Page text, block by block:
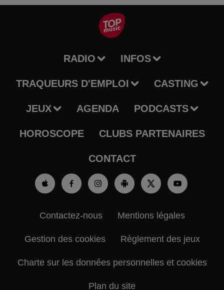
RADIO INFOS
TRAQUEURS D'EMPLOI CASTING
JEUX AGENDA PODCASTS
HOROSCOPE CLUBS PARTENAIRES
CONTACT
Contactez-nous Mentions légales
Gestion des cookies Règlement des jeux
Charte sur les données personnelles et cookies
Plan du site